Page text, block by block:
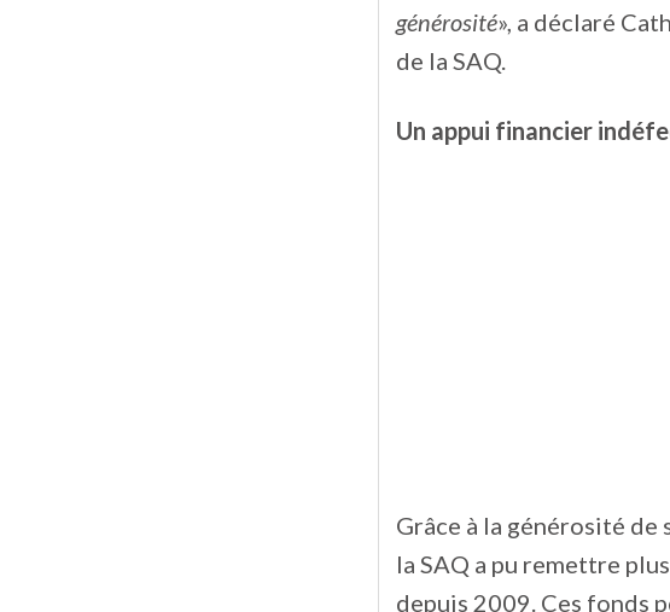
générosité», a déclaré
de la SAQ.
Un appui financier
Grâce à la générosité de
la SAQ a pu remettre
depuis 2009. Ces fonds